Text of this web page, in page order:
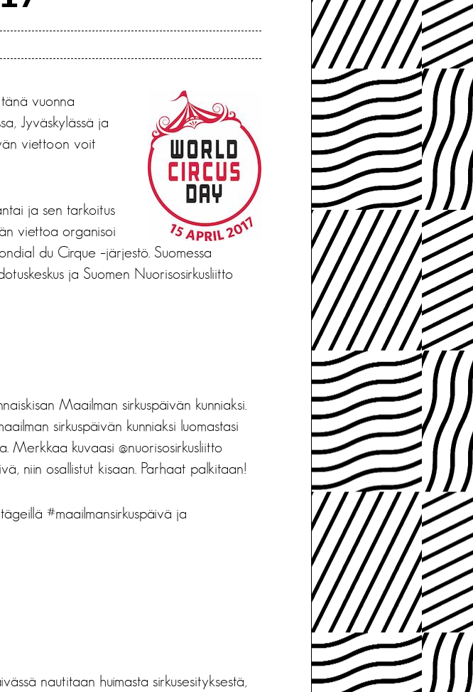
vuonna
Jyväskylässä ja
viettoon voit
ja sen tarkoitus
viettoa organisoi
du Cirque –järjestö. Suomessa
ja Suomen Nuorisosirkusliitto
Maailman sirkuspäivän kunniaksi.
sirkuspäivän kunniaksi luomastasi
Merkkaa kuvaasi @nuorisosirkusliitto
niin osallistut kisaan. Parhaat palkitaan!
#maailmansirkuspäivä ja
nautitaan huimasta sirkusesityksestä,